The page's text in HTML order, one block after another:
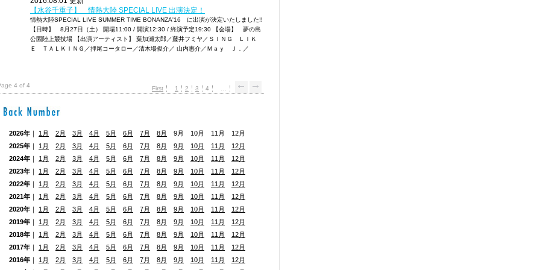
【水谷千重子】 情熱大陸 SPECIAL LIVE 出演決定！
情熱大陸SPECIAL LIVE SUMMER TIME BONANZA'16 に出演が決定いたしました!!
【日時】 8月27日（土） 開場11:00 / 開演12:30 / 終演予定19:30 【会場】 夢の島
公園陸上競技場 【出演アーティスト】 葉加瀬太郎／藤井フミヤ／ＳＩＮＧ ＬＩＫ
Ｅ ＴＡＬＫＩＮＧ／押尾コータロー／清木場俊介／ 山内惠介／Ｍａｙ Ｊ．／
4 of 4 First 1 2 3 4
2026年 ｜ 1月 2月 3月 4月 5月 6月 7月 8月
9月 10月 11月 12月
2025年 ｜ 1月 2月 3月 4月 5月 6月 7月 8月 9月 10月 11月
12月
2024年 ｜ 1月 2月 3月 4月 5月 6月 7月 8月 9月 10月 11月
12月
2023年 ｜ 1月 2月 3月 4月 5月 6月 7月 8月 9月 10月 11月
12月
2022年 ｜ 1月 2月 3月 4月 5月 6月 7月 8月 9月 10月 11月
12月
2021年 ｜ 1月 2月 3月 4月 5月 6月 7月 8月 9月 10月 11月
12月
2020年 ｜ 1月 2月 3月 4月 5月 6月 7月 8月 9月 10月 11月
12月
2019年 ｜ 1月 2月 3月 4月 5月 6月 7月 8月 9月 10月 11月
12月
2018年 ｜ 1月 2月 3月 4月 5月 6月 7月 8月 9月 10月 11月
12月
2017年 ｜ 1月 2月 3月 4月 5月 6月 7月 8月 9月 10月 11月
12月
2016年 ｜ 1月 2月 3月 4月 5月 6月 7月 8月 9月 10月 11月
12月